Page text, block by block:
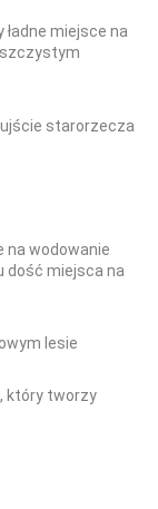
miejsce na
starorzecza
na wodowanie
dość miejsca na
lesie
który tworzy